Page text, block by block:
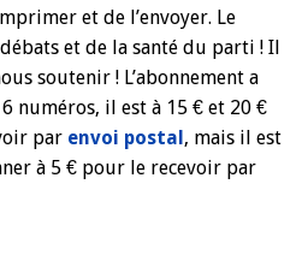
et de l’envoyer. Le
et de la santé du parti ! Il
soutenir ! L’abonnement a
numéros, il est à 15 € et 20 €
par envoi postal, mais il est
à 5 € pour le recevoir par